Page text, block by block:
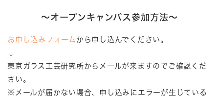
～オープンキャンパス参加方法～
お申し込みフォーム から申し込んでください。
↓
東京ガラス工芸研究所からメールが来ますのでご確認くだ
さい。
※メールが届かない場合、申し込みにエラーが生じている